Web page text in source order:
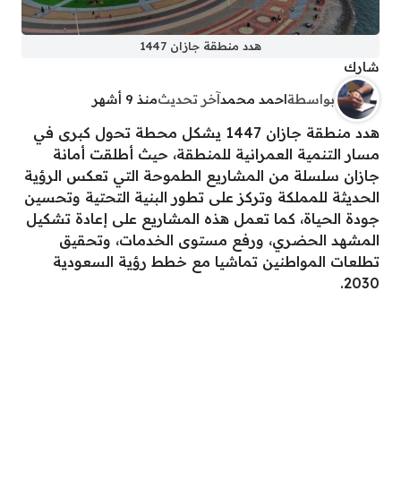
هدد منطقة جازان 1447
شارك
بواسطةاحمد محمدآخر تحديثمنذ 9 أشهر
هدد منطقة جازان 1447 يشكل محطة تحول كبرى في
مسار التنمية العمرانية للمنطقة، حيث أطلقت أمانة
جازان سلسلة من المشاريع الطموحة التي تعكس الرؤية
الحديثة للمملكة وتركز على تطور البنية التحتية وتحسين
جودة الحياة، كما تعمل هذه المشاريع على إعادة تشكيل
المشهد الحضري، ورفع مستوى الخدمات، وتحقيق
تطلعات المواطنين تماشيا مع خطط رؤية السعودية
2030.